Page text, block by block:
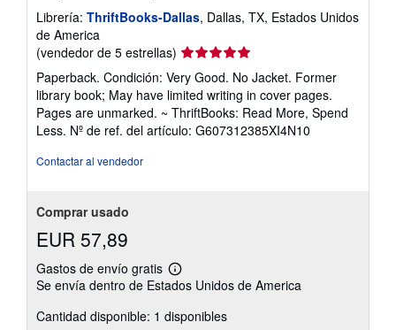
Librería: ThriftBooks-Dallas, Dallas, TX, Estados Unidos
de America
(vendedor de 5 estrellas) Calificación
vendedor:
5
de
5
Paperback. Condición: Very Good. No Jacket. Former
library book; May have limited writing in cover pages.
Pages are unmarked. ~ ThriftBooks: Read More, Spend
Less. Nº de ref. del artículo: G607312385XI4N10
Contactar al vendedor
Comprar usado
EUR 57,89
Gastos de envío gratis
Más
información
las
tarifas
Se envía dentro de Estados Unidos de America
Cantidad disponible: 1 disponibles